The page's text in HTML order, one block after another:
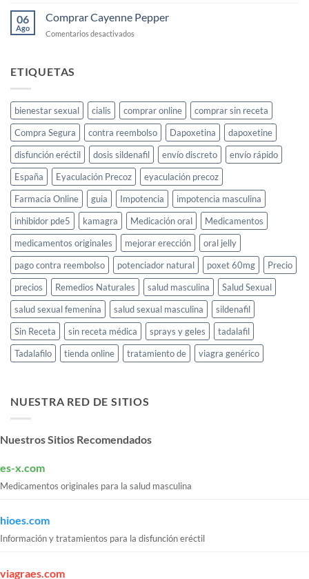
femenina
cómo
Gold:
es
femenina
06
Ago
Comprar Cayenne Pepper
Comentarios desactivados
ETIQUETAS
bienestar sexual cialis comprar online
comprar sin receta
Compra Segura
contra reembolso Dapoxetina
dapoxetine
disfunción eréctil
dosis sildenafil envío discreto
envío rápido
España
Eyaculación Precoz
eyaculación precoz
Farmacia Online
guia Impotencia
impotencia masculina
inhibidor pde5
kamagra Medicación oral
Medicamentos
medicamentos originales
mejorar erección
oral jelly
pago contra reembolso
potenciador natural poxet 60mg
Precio
precios
Remedios Naturales salud masculina
Salud Sexual
salud sexual femenina
salud sexual masculina
sildenafil
Sin Receta
sin receta médica sprays y geles
tadalafil
Tadalafilo
tienda online tratamiento de viagra genérico
NUESTRA RED DE SITIOS
Nuestros Sitios Recomendados
es-x.com
Medicamentos originales para la salud masculina
hioes.com
Información y tratamientos para la disfunción eréctil
viagraes.com